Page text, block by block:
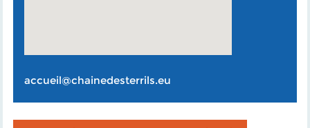
accueil@chainedesterrils.eu